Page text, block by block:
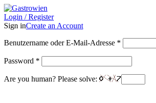
Login / Register
Sign inCreate an Account
Benutzername oder E-Mail-Adresse *
Password *
Are you human? Please solve: